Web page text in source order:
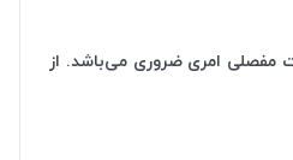
مفصلی امری ضروری می‌باشد. از